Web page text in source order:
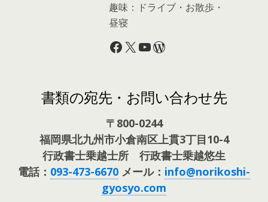
趣味：ドライブ・お散歩・
昼寝
Facebook
X YouTube
WordPress
書類の宛先・お問い合わせ先
〒800-0244
福岡県北九州市小倉南区上貫3丁目10-4
行政書士乗越士所 行政書士乗越悠生
電話： 093-473-6670 メール： info@norikoshi-
gyosyo.com